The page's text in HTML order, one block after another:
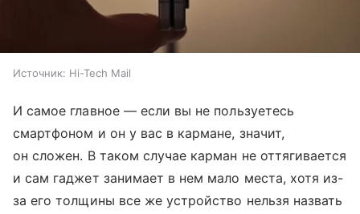
Источник: Hi-Tech Mail
И самое главное — если вы не пользуетесь
смартфоном и он у вас в кармане, значит,
он сложен. В таком случае карман не оттягивается
и сам гаджет занимает в нем мало места, хотя из-
за его толщины все же устройство нельзя назвать